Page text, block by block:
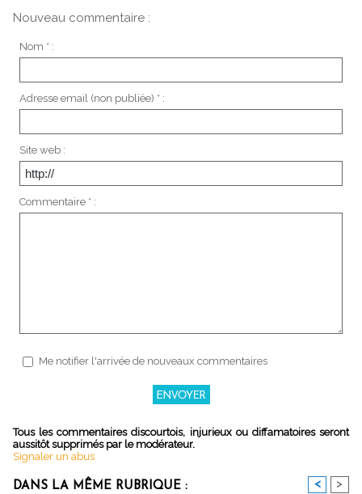
Nouveau commentaire :
Nom * :
Adresse email (non publiée) * :
Site web :
Commentaire * :
Me notifier l'arrivée de nouveaux commentaires
Tous les commentaires discourtois, injurieux ou diffamatoires seront
aussitôt supprimés par le modérateur.
Signaler un abus
DANS LA MÊME RUBRIQUE : < >